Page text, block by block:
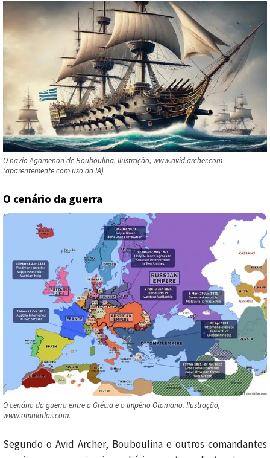
O navio Agamenon de Bouboulina. Ilustração, www.avid.archer.com
(aparentemente com uso da IA)
O cenário da guerra
O cenário da guerra entre a Grécia e o Império Otomano. Ilustração,
www.omniatlas.com.
Segundo o Avid Archer, Bouboulina e outros comandantes